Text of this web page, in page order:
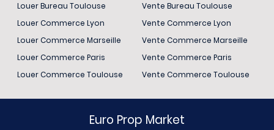
Louer Bureau Toulouse
Louer Commerce Lyon
Louer Commerce Marseille
Louer Commerce Paris
Louer Commerce Toulouse
Vente Bureau Toulouse
Vente Commerce Lyon
Vente Commerce Marseille
Vente Commerce Paris
Vente Commerce Toulouse
Euro Prop Market